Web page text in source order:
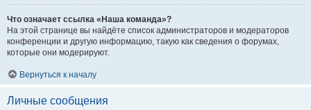
Что означает ссылка «Наша команда»?
На этой странице вы найдёте список администраторов и модераторов
конференции и другую информацию, такую как сведения о форумах,
которые они модерируют.
Вернуться к началу
Личные сообщения